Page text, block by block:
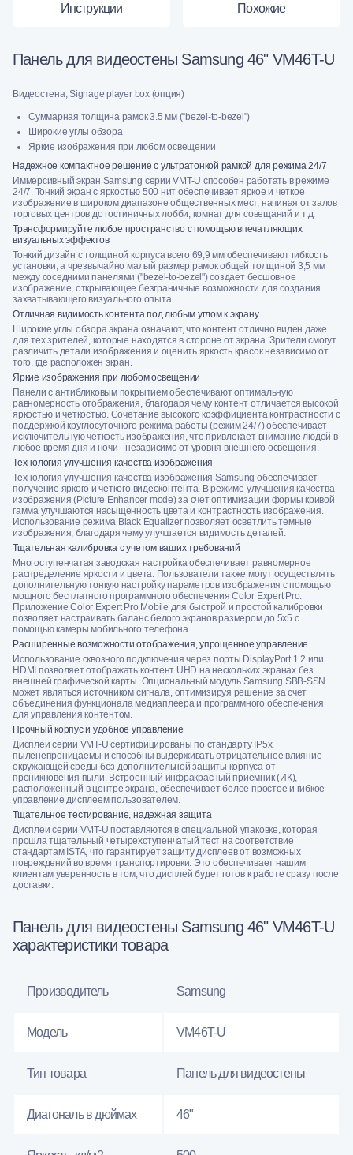
Инструкции Похожие
Панель для видеостены Samsung 46" VM46T-U
Видеостена, Signage player box (опция)
Суммарная толщина рамок 3.5 мм (“bezel-to-bezel")
Широкие углы обзора
Яркие изображения при любом освещении
Надежное компактное решение с ультратонкой рамкой для режима 24/7
Иммерсивный экран Samsung серии VMT-U способен работать в режиме
24/7. Тонкий экран с яркостью 500 нит обеспечивает яркое и четкое
изображение в широком диапазоне общественных мест, начиная от залов
торговых центров до гостиничных лобби, комнат для совещаний и т.д.
Трансформируйте любое пространство с помощью впечатляющих
визуальных эффектов
Тонкий дизайн c толщиной корпуса всего 69,9 мм обеспечивают гибкость
установки, а чрезвычайно малый размер рамок общей толщиной 3,5 мм
между соседними панелями ("bezel-to-bezel") создает бесшовное
изображение, открывающее безграничные возможности для создания
захватывающего визуального опыта.
Отличная видимость контента под любым углом к экрану
Широкие углы обзора экрана означают, что контент отлично виден даже
для тех зрителей, которые находятся в стороне от экрана. Зрители смогут
различить детали изображения и оценить яркость красок независимо от
того, где расположен экран.
Яркие изображения при любом освещении
Панели с антибликовым покрытием обеспечивают оптимальную
равномерность отображения, благодаря чему контент отличается высокой
яркостью и четкостью. Сочетание высокого коэффициента контрастности с
поддержкой круглосуточного режима работы (режим 24/7) обеспечивает
исключительную четкость изображения, что привлекает внимание людей в
любое время дня и ночи - независимо от уровня внешнего освещения.
Технология улучшения качества изображения
Технология улучшения качества изображения Samsung обеспечивает
получение яркого и четкого видеоконтента. В режиме улучшения качества
изображения (Picture Enhancer mode) за счет оптимизации формы кривой
гамма улучшаются насыщенность цвета и контрастность изображения.
Использование режима Black Equalizer позволяет осветлить темные
изображения, благодаря чему улучшается видимость деталей.
Тщательная калибровка с учетом ваших требований
Многоступенчатая заводская настройка обеспечивает равномерное
распределение яркости и цвета. Пользователи также могут осуществлять
дополнительную тонкую настройку параметров изображения с помощью
мощного бесплатного программного обеспечения Color Expert Pro.
Приложение Color Expert Pro Mobile для быстрой и простой калибровки
позволяет настраивать баланс белого экранов размером до 5x5 с
помощью камеры мобильного телефона.
Расширенные возможности отображения, упрощенное управление
Использование сквозного подключения через порты DisplayPort 1.2 или
HDMI позволяет отображать контент UHD на нескольких экранах без
внешней графической карты. Опциональный модуль Samsung SBB-SSN
может являться источником сигнала, оптимизируя решение за счет
объединения функционала медиаплеера и программного обеспечения
для управления контентом.
Прочный корпус и удобное управление
Дисплеи серии VMT-U сертифицированы по стандарту IP5x,
пыленепроницаемы и способны выдерживать отрицательное влияние
окружающей среды без дополнительной защиты корпуса от
проникновения пыли. Встроенный инфракрасный приемник (ИК),
расположенный в центре экрана, обеспечивает более простое и гибкое
управление дисплеем пользователем.
Тщательное тестирование, надежная защита
Дисплеи серии VMT-U поставляются в специальной упаковке, которая
прошла тщательный четырехступенчатый тест на соответствие
стандартам ISTA, что гарантирует защиту дисплеев от возможных
повреждений во время транспортировки. Это обеспечивает нашим
клиентам уверенность в том, что дисплей будет готов к работе сразу после
доставки.
Панель для видеостены Samsung 46" VM46T-U
характеристики товара
Производитель Samsung
Модель VM46T-U
Тип товара Панель для видеостены
Диагональ в дюймах 46"